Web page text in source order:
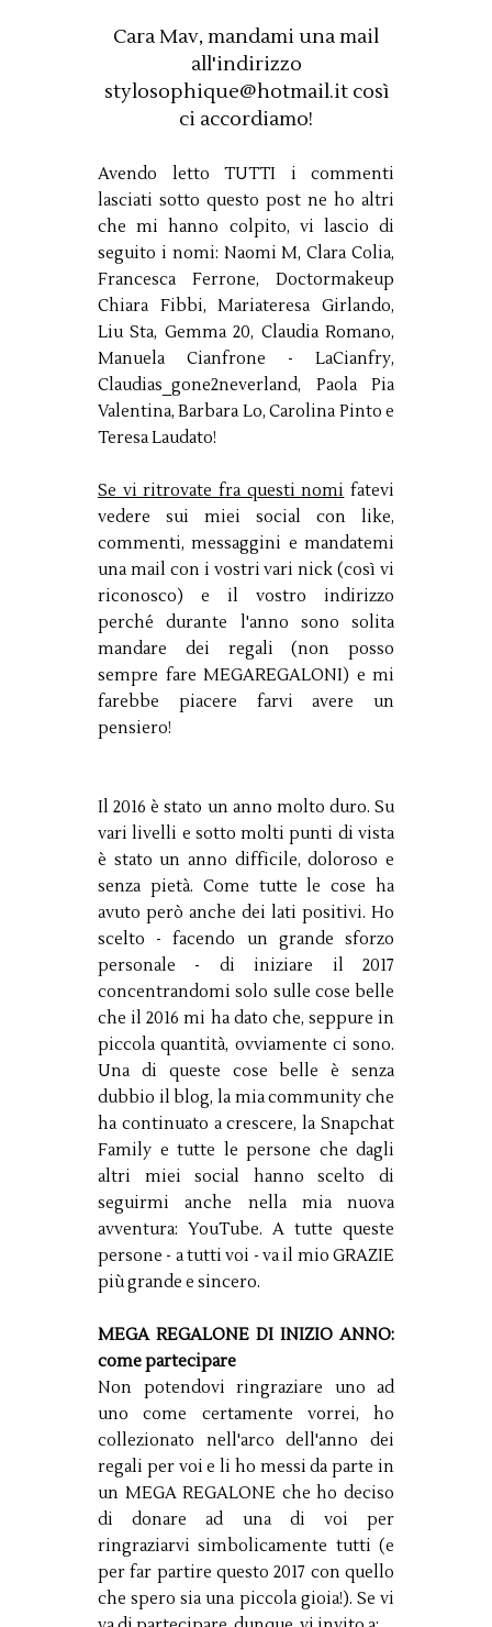
Cara Mav, mandami una mail
all'indirizzo
stylosophique@hotmail.it così
ci accordiamo!
Avendo letto TUTTI i commenti
lasciati sotto questo post ne ho altri
che mi hanno colpito, vi lascio di
seguito i nomi: Naomi M, Clara Colia,
Francesca Ferrone, Doctormakeup
Chiara Fibbi, Mariateresa Girlando,
Liu Sta, Gemma 20, Claudia Romano,
Manuela Cianfrone - LaCianfry,
Claudias_gone2neverland, Paola Pia
Valentina, Barbara Lo, Carolina Pinto e
Teresa Laudato!
Se vi ritrovate fra questi nomi fatevi
vedere sui miei social con like,
commenti, messaggini e mandatemi
una mail con i vostri vari nick (così vi
riconosco) e il vostro indirizzo
perché durante l'anno sono solita
mandare dei regali (non posso
sempre fare MEGAREGALONI) e mi
farebbe piacere farvi avere un
pensiero!
Il 2016 è stato un anno molto duro. Su
vari livelli e sotto molti punti di vista
è stato un anno difficile, doloroso e
senza pietà. Come tutte le cose ha
avuto però anche dei lati positivi. Ho
scelto - facendo un grande sforzo
personale - di iniziare il 2017
concentrandomi solo sulle cose belle
che il 2016 mi ha dato che, seppure in
piccola quantità, ovviamente ci sono.
Una di queste cose belle è senza
dubbio il blog, la mia community che
ha continuato a crescere, la Snapchat
Family e tutte le persone che dagli
altri miei social hanno scelto di
seguirmi anche nella mia nuova
avventura: YouTube. A tutte queste
persone - a tutti voi - va il mio GRAZIE
più grande e sincero.
MEGA REGALONE DI INIZIO ANNO:
come partecipare
Non potendovi ringraziare uno ad
uno come certamente vorrei, ho
collezionato nell'arco dell'anno dei
regali per voi e li ho messi da parte in
un MEGA REGALONE che ho deciso
di donare ad una di voi per
ringraziarvi simbolicamente tutti (e
per far partire questo 2017 con quello
che spero sia una piccola gioia!). Se vi